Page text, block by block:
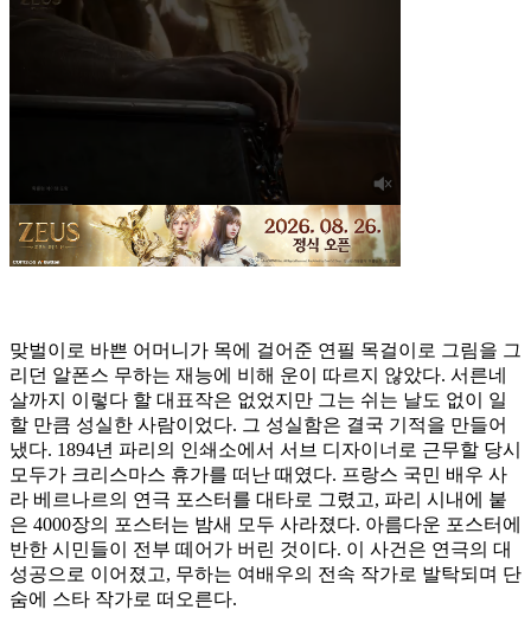
맞벌이로 바쁜 어머니가 목에 걸어준 연필 목걸이로 그림을 그
리던 알폰스 무하는 재능에 비해 운이 따르지 않았다. 서른네
살까지 이렇다 할 대표작은 없었지만 그는 쉬는 날도 없이 일
할 만큼 성실한 사람이었다. 그 성실함은 결국 기적을 만들어
냈다. 1894년 파리의 인쇄소에서 서브 디자이너로 근무할 당시
모두가 크리스마스 휴가를 떠난 때였다. 프랑스 국민 배우 사
라 베르나르의 연극 포스터를 대타로 그렸고, 파리 시내에 붙
은 4000장의 포스터는 밤새 모두 사라졌다. 아름다운 포스터에
반한 시민들이 전부 떼어가 버린 것이다. 이 사건은 연극의 대
성공으로 이어졌고, 무하는 여배우의 전속 작가로 발탁되며 단
숨에 스타 작가로 떠오른다.